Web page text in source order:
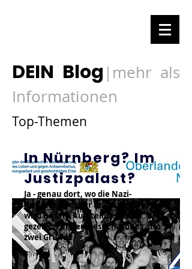
DEIN Blog | mehr als
Informationen
Top-Themen
In Nürnberg? Im
Justizpalast?
Ja - genau dort, wo die Nazi-
Kriegsverbrecher angeklagt wurden,
wird unsere Ausstellung 1948
gezeigt. Für den Besuch gibt es also
zwei Gründe.